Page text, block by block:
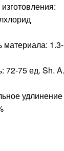
материала:
72-75 ед. Sh. A.